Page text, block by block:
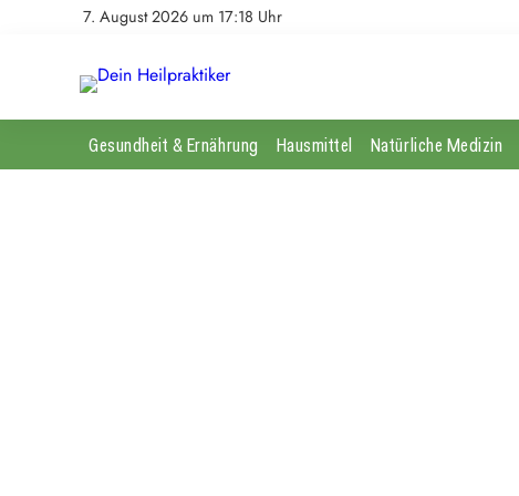
7. August 2026 um 17:18 Uhr
Gesundheit & Ernährung Hausmittel Natürliche Medizin